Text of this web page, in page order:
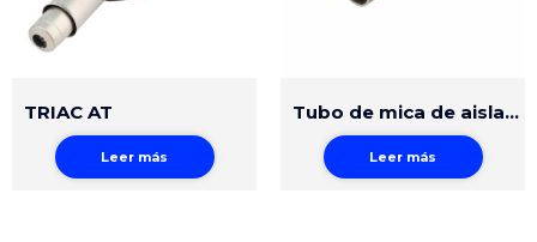
TRIAC AT
Leer más
Tubo de mica de aislación TRIAC AT-ST
Leer más